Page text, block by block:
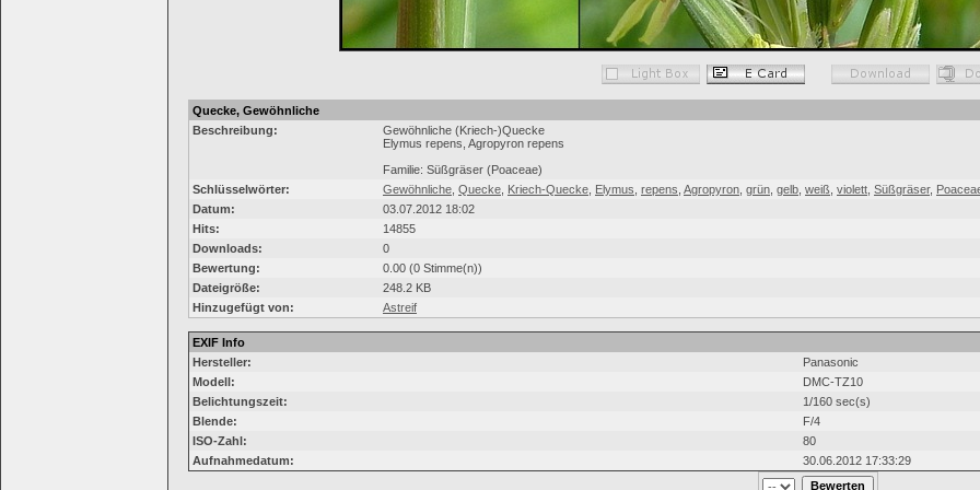
Quecke, Gewöhnliche
Beschreibung:
Gewöhnliche (Kriech-)Quecke
Elymus repens, Agropyron repens
Familie: Süßgräser (Poaceae)
Schlüsselwörter:
Gewöhnliche Quecke Kriech-Quecke Elymus repens Agropyron grün gelb weiß violett Süßgräser,
Datum:
03.07.2012 18:02
Hits:
14855
Downloads:
0
Bewertung:
0.00 (0 Stimme(n))
Dateigröße:
248.2 KB
Hinzugefügt von:
Astreif
EXIF Info
Hersteller:
Panasonic
Modell:
DMC-TZ10
Belichtungszeit:
1/160 sec(s)
Blende:
F/4
ISO-Zahl:
80
Aufnahmedatum:
30.06.2012 17:33:29